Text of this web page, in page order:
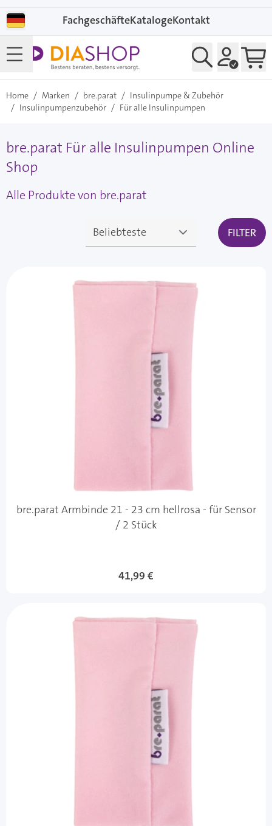
FachgeschäfteKatalogeKontakt
Home / Marken / bre.parat / Insulinpumpe & Zubehör
/ Insulinpumpenzubehör / Für alle Insulinpumpen
bre.parat Für alle Insulinpumpen Online
Shop
Alle Produkte von bre.parat
FILTER
bre.parat Armbinde 21 - 23 cm hellrosa - für Sensor
/ 2 Stück
41,99 €